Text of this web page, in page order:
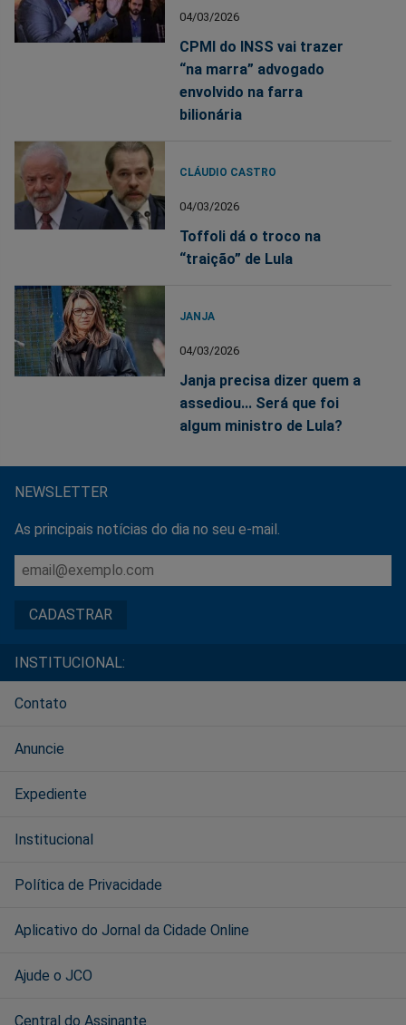
04/03/2026
CPMI do INSS vai trazer
“na marra” advogado
envolvido na farra
bilionária
CLÁUDIO CASTRO
04/03/2026
Toffoli dá o troco na
“traição” de Lula
JANJA
04/03/2026
Janja precisa dizer quem a
assediou... Será que foi
algum ministro de Lula?
NEWSLETTER
As principais notícias do dia no seu e-mail.
INSTITUCIONAL:
Contato
Anuncie
Expediente
Institucional
Política de Privacidade
Aplicativo do Jornal da Cidade Online
Ajude o JCO
Central do Assinante